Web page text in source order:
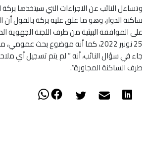
وتساءل النائب عن الاجراءات التي سيتخذها
ساكنة الدوار، وهو ما علق عليه بركة بالقول
على الموافقة البيئية من طرف اللجنة الجهوية
25 نونبر 2022، كما أنه موضوع بحث
جاء في سؤال النائب، أنه ” لم يتم تسجيل أي
طرف الساكنة المجاورة”.